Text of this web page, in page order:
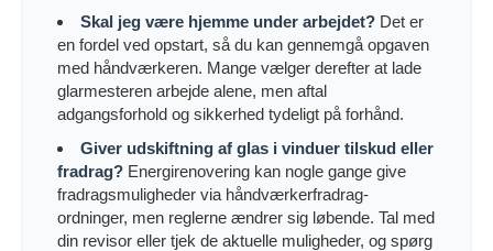
Skal jeg være hjemme under arbejdet? Det er
en fordel ved opstart, så du kan gennemgå opgaven
med håndværkeren. Mange vælger derefter at lade
glarmesteren arbejde alene, men aftal
adgangsforhold og sikkerhed tydeligt på forhånd.
Giver udskiftning af glas i vinduer tilskud eller
fradrag? Energirenovering kan nogle gange give
fradragsmuligheder via håndværkerfradrag-
ordninger, men reglerne ændrer sig løbende. Tal med
din revisor eller tjek de aktuelle muligheder, og spørg